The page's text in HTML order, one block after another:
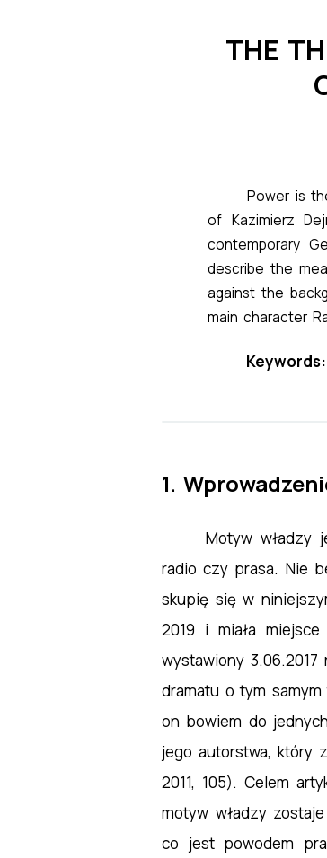
THE
Power is
of Kazimierz
contemporary
describe the
against the
main character
Keywords:
1.
Motyw władzy
radio czy prasa. Nie
skupię się w
2019 i miała
wystawiony
dramatu o tym
on bowiem do
jego autorstwa, który
2011, 105). Celem
motyw władzy
co jest powodem